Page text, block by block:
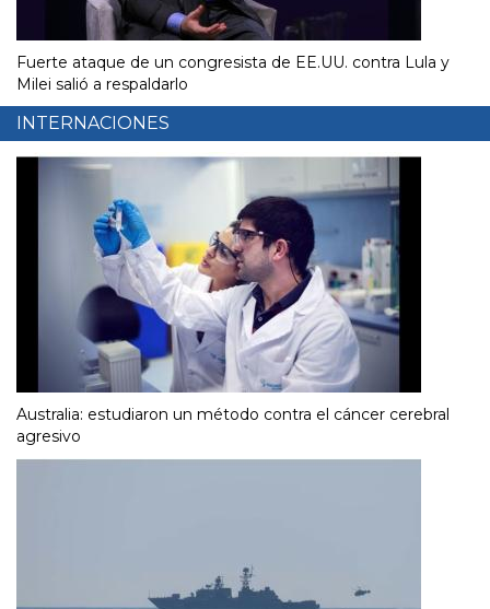
Fuerte ataque de un congresista de EE.UU. contra Lula y
Milei salió a respaldarlo
INTERNACIONES
Australia: estudiaron un método contra el cáncer cerebral
agresivo